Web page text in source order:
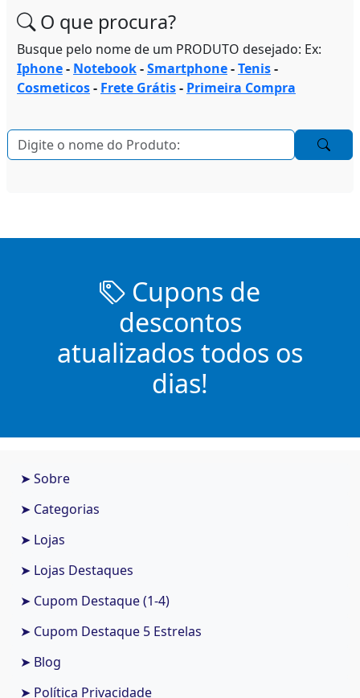
O que procura?
Busque pelo nome de um PRODUTO desejado: Ex:
Iphone- Notebook-Smartphone-Tenis-
Cosmeticos- Frete Grátis- Primeira Compra
Cupons de
descontos
atualizados todos os
dias!
➤ Sobre
➤ Categorias
➤ Lojas
➤ Lojas Destaques
➤ Cupom Destaque (1-4)
➤ Cupom Destaque 5 Estrelas
➤ Blog
➤ Política Privacidade